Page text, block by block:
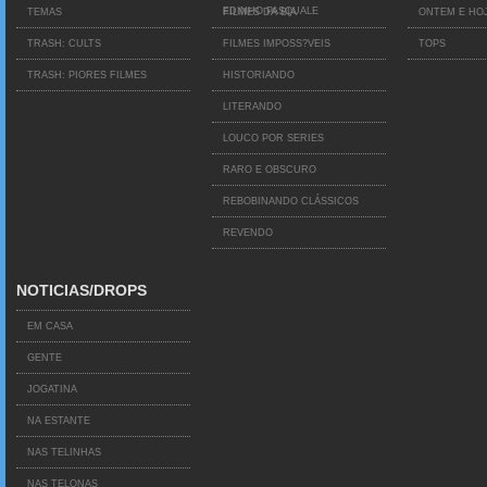
TEMAS
TRASH: CULTS
TRASH: PIORES FILMES
EDINHO PASQUALE
FILMES DA BIA
FILMES IMPOSS?VEIS
HISTORIANDO
LITERANDO
LOUCO POR SERIES
RARO E OBSCURO
REBOBINANDO CLÁSSICOS
REVENDO
ONTEM E
TOPS
NOTICIAS/DROPS
EM CASA
GENTE
JOGATINA
NA ESTANTE
NAS TELINHAS
NAS TELONAS